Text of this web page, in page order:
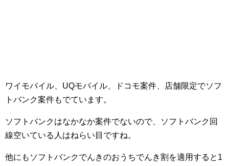
ワイモバイル、UQモバイル、ドコモ案件、店舗限定でソフ
トバンク案件もでています。
ソフトバンクはなかなか案件でないので、ソフトバンク回
線空いている人はねらい目ですね。
他にもソフトバンクでんきのおうちでんき割を適用すると1